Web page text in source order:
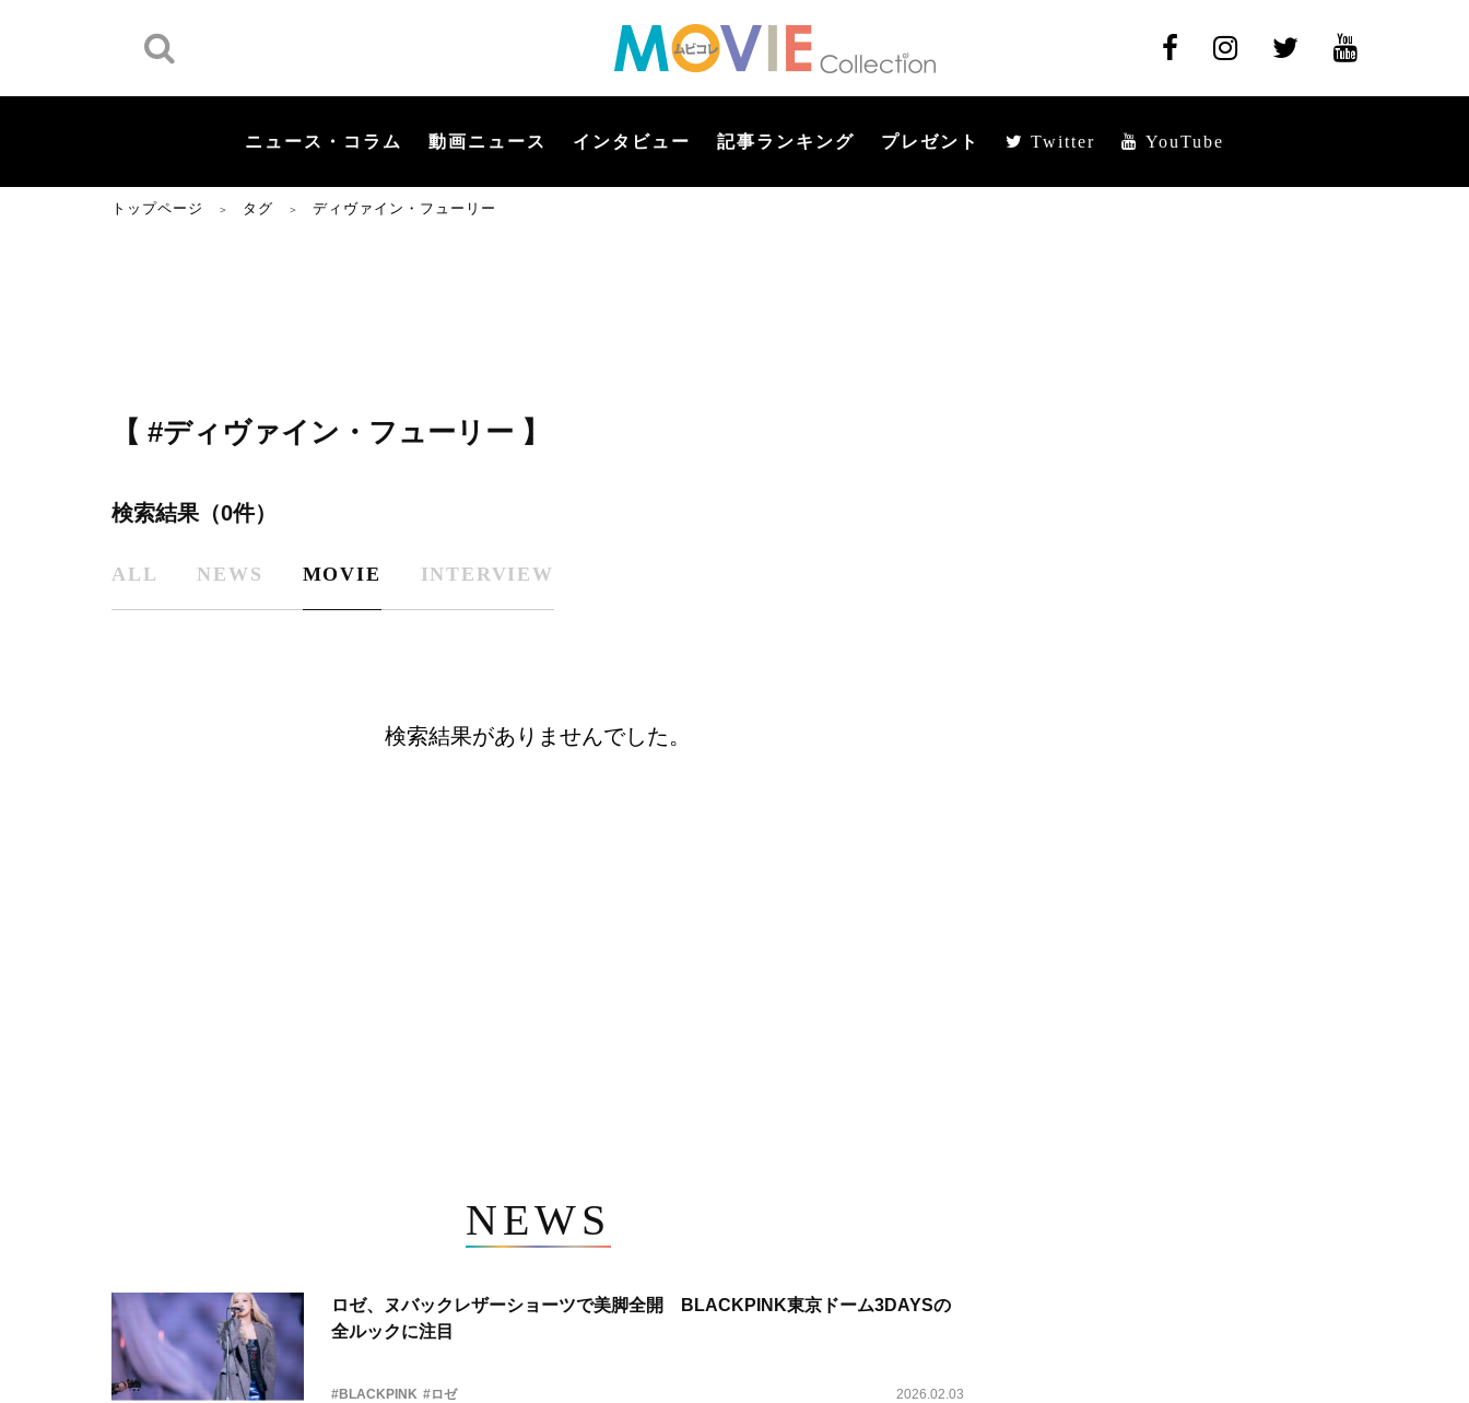
ニュース・コラム 動画ニュース インタビュー 記事ランキング プレゼント Twitter YouTube
トップページ ＞ タグ ＞ ディヴァイン・フューリー
【 #ディヴァイン・フューリー 】
検索結果（0件）
ALL NEWS MOVIE INTERVIEW
検索結果がありませんでした。
NEWS
ロゼ、ヌバックレザーショーツで美脚全開 BLACKPINK東京ドーム3DAYSの
全ルックに注目
#BLACKPINK #ロゼ 2026.02.03